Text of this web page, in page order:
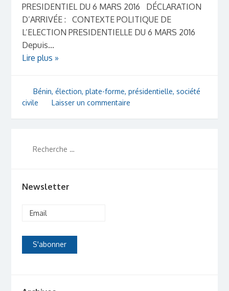
PRESIDENTIEL DU 6 MARS 2016 DÉCLARATION
D’ARRIVÉE : CONTEXTE POLITIQUE DE
L’ELECTION PRESIDENTIELLE DU 6 MARS 2016
Depuis...
Lire plus »
Bénin, élection, plate-forme, présidentielle, société
civile
Laisser un commentaire
Newsletter